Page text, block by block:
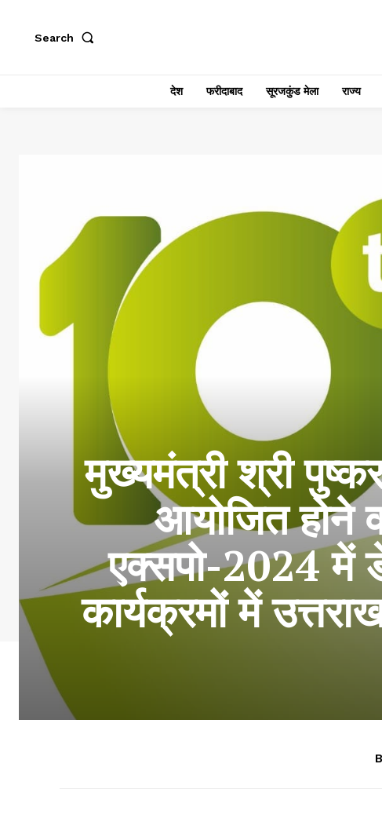
Search
देश फरीदाबाद सूरजकुंड मेला राज्‍य
मुख्यमंत्री श्री
आयोजित होने
एक्सपो-2024 में
कार्यक्रमों में